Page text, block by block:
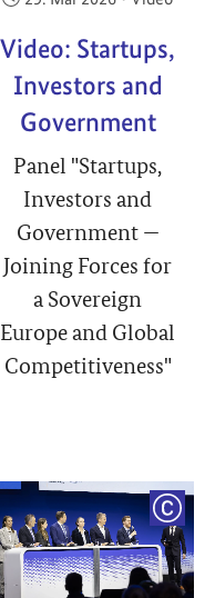
Video: Startups,
Investors and
Government
Panel "Startups,
Investors and
Government —
Joining Forces for
a Sovereign
Europe and Global
Competitiveness"